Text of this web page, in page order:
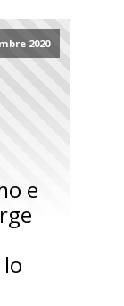
2020
e